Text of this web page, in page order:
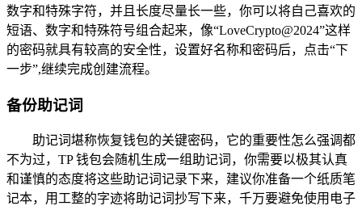
数字和特殊字符，并且长度尽量长一些，你可以将自己喜欢的
短语、数字和特殊符号组合起来，像“LoveCrypto@2024”这样
的密码就具有较高的安全性，设置好名称和密码后，点击“下
一步”,继续完成创建流程。
备份助记词
助记词堪称恢复钱包的关键密码，它的重要性怎么强调都
不为过，TP 钱包会随机生成一组助记词，你需要以极其认真
和谨慎的态度将这些助记词记录下来，建议你准备一个纸质笔
记本，用工整的字迹将助记词抄写下来，千万要避免使用电子